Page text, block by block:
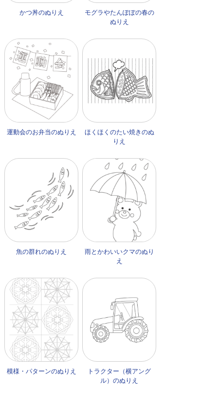
かつ丼のぬりえ
モグラやたんぽぽの春の
ぬりえ
運動会のお弁当のぬりえ
ほくほくのたい焼きのぬ
りえ
魚の群れのぬりえ
雨とかわいいクマのぬり
え
模様・パターンのぬりえ
トラクター（横アング
ル）のぬりえ